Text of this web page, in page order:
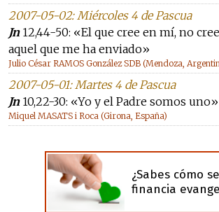
2007-05-02: Miércoles 4 de Pascua
Jn12,44-50: «El que cree en mí, no
aquel que me ha enviado»
Julio César RAMOS González SDB (Mendoza,
2007-05-01: Martes 4 de Pascua
Jn10,22-30: «Yo y el Padre somos uno»
Miquel MASATS i Roca (Girona, España)
¿Sabes cómo se
financia